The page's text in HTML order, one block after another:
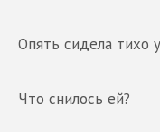
Опять сидела тихо
Что снилось ей?